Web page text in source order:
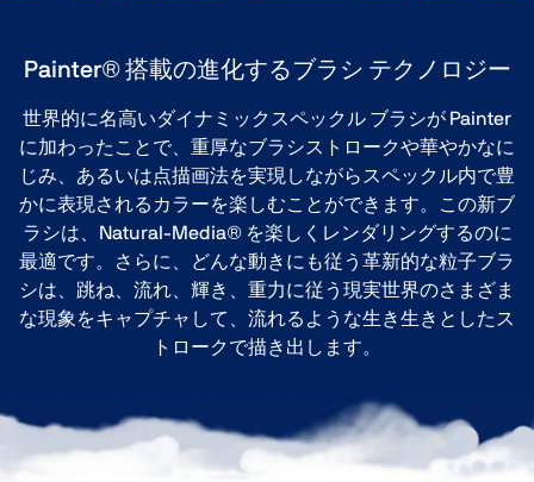
Painter® 搭載の進化するブラシ テクノロジー
世界的に名高いダイナミックスペックル ブラシが Painter
に加わったことで、重厚なブラシストロークや華やかなに
じみ、あるいは点描画法を実現しながらスペックル内で豊
かに表現されるカラーを楽しむことができます。この新ブ
ラシは、Natural-Media® を楽しくレンダリングするのに
最適です。さらに、どんな動きにも従う革新的な粒子ブラ
シは、跳ね、流れ、輝き、重力に従う現実世界のさまざま
な現象をキャプチャして、流れるような生き生きとしたス
トロークで描き出します。